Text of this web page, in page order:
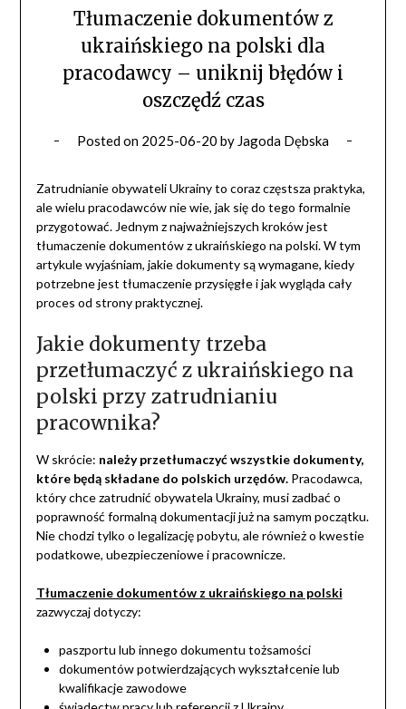
Tłumaczenie dokumentów z
ukraińskiego na polski dla
pracodawcy – uniknij błędów i
oszczędź czas
Posted on 2025-06-20 by Jagoda Dębska
Zatrudnianie obywateli Ukrainy to coraz częstsza praktyka,
ale wielu pracodawców nie wie, jak się do tego formalnie
przygotować. Jednym z najważniejszych kroków jest
tłumaczenie dokumentów z ukraińskiego na polski. W tym
artykule wyjaśniam, jakie dokumenty są wymagane, kiedy
potrzebne jest tłumaczenie przysięgłe i jak wygląda cały
proces od strony praktycznej.
Jakie dokumenty trzeba
przetłumaczyć z ukraińskiego na
polski przy zatrudnianiu
pracownika?
W skrócie: należy przetłumaczyć wszystkie dokumenty,
które będą składane do polskich urzędów.Pracodawca,
który chce zatrudnić obywatela Ukrainy, musi zadbać o
poprawność formalną dokumentacji już na samym początku.
Nie chodzi tylko o legalizację pobytu, ale również o kwestie
podatkowe, ubezpieczeniowe i pracownicze.
Tłumaczenie dokumentów z ukraińskiego na polski
zazwyczaj dotyczy:
paszportu lub innego dokumentu tożsamości
dokumentów potwierdzających wykształcenie lub
kwalifikacje zawodowe